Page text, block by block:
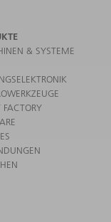
& SYSTEME